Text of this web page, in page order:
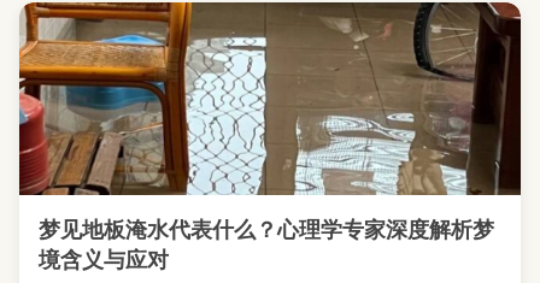
梦见地板淹水代表什么？心理学专家深度解析梦
境含义与应对